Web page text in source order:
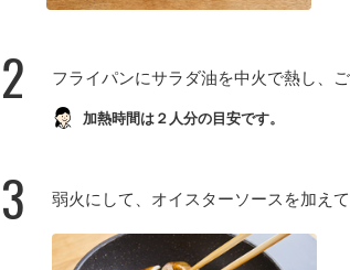
2 フライパンにサラダ油を中火で熱し、
加熱時間は２人分の目安です。
3 弱火にして、オイスターソースを加えて